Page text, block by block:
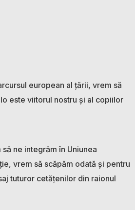
european al țării, vrem să
este viitorul nostru și al copiilor
să ne integrăm în Uniunea
vrem să scăpăm odată și pentru
tuturor cetățenilor din raionul